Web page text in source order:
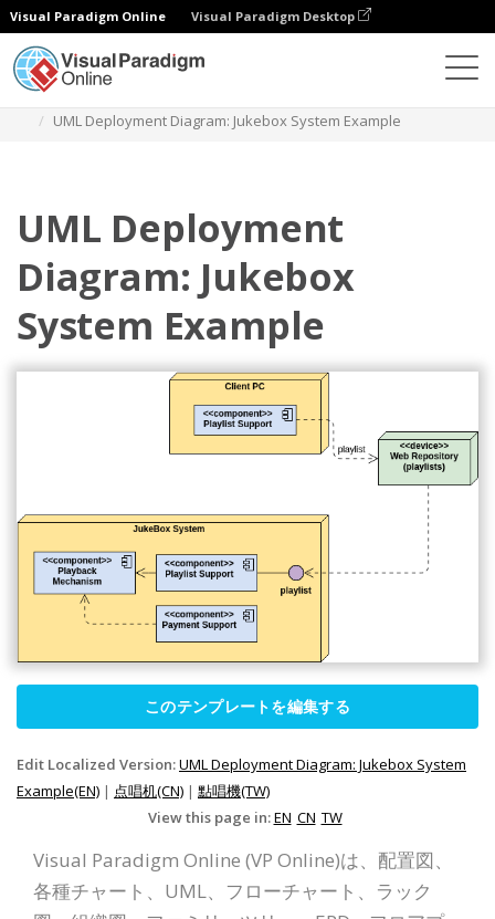
Visual Paradigm Online Visual Paradigm Desktop
UML Deployment Diagram: Jukebox System Example
UML Deployment
Diagram: Jukebox
System Example
このテンプレートを編集する
Edit Localized Version:UML Deployment Diagram: Jukebox System
Example(EN) | 点唱机(CN) | 點唱機(TW)
View this page in:EN CN TW
Visual Paradigm Online (VP Online)は、配置図、
各種チャート、UML、フローチャート、ラック